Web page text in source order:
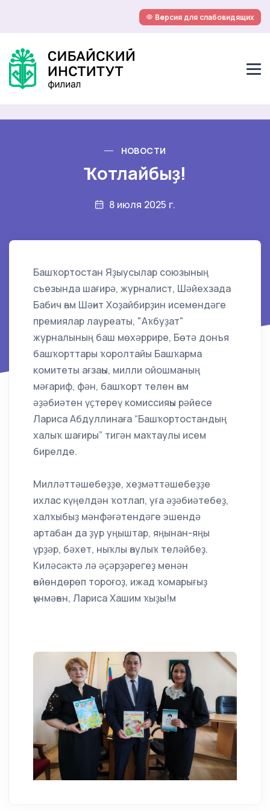
Версия для слабовидящих
НОВОСТИ
Ҡотлайбыҙ!
8 июля 2025 г.
Башҡортостан Яҙыусылар союзының
съезында шағирә, журналист, Шәйехзада
Бабич һәм Шәһит Хоҙайбирҙин исемендәге
премиялар лауреаты, "Аҡбуҙат"
журналының баш мөхәррире, Бөтә донъя
башҡорттары ҡоролтайы Башҡарма
комитеты ағзаһы, милли ойошманың
мәғариф, фән, башҡорт телен һәм
әҙәбиәтен үҫтереү комиссияһы рәйесе
Лариса Абдуллинаға “Башҡортостандың
халыҡ шағиры” тигән маҡтаулы исем
бирелде.
Милләттәшебеҙҙе, хеҙмәттәшебеҙҙе
ихлас күңелдән ҡотлап, уға әҙәбиәтебеҙ,
халҡыбыҙ мәнфәғәтендәге эшендә
артабан да ҙур уңыштар, яңынан-яңы
үрҙәр, бәхет, ныҡлы һаулыҡ теләйбеҙ.
Киләсәктә лә әҫәрҙәрегеҙ менән
һөйөндөрөп тороғоҙ, ижад ҡомарығыҙ
һүнмәһен, Лариса Хашим ҡыҙы!м